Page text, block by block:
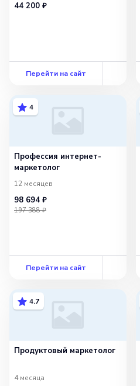
44 200 ₽
Перейти на сайт
4
Профессия интернет-
маркетолог
12 месяцев
98 694 ₽
197 388 ₽
Перейти на сайт
4.7
Продуктовый маркетолог
4 месяца